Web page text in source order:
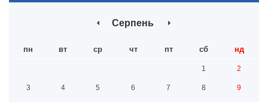
Серпень
пн вт ср чт пт сб нд
1 2
3 4 5 6 7 8 9